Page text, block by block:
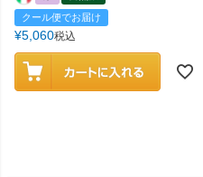
クール便でお届け
¥5,060税込